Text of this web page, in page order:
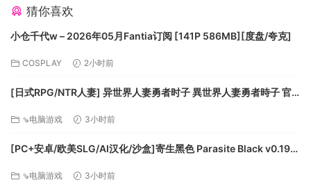
务是重新启动智能机械，拯救人类的未来。但首先，你必须先
离开地狱谷……留给你的时间已经不多了。
平台计划
《哀恸之日》会首发支持PC和Mac版本。在PC版发布后，我们
之后也有计划将这款游戏移植到iPad上。
猜你喜欢
小仓千代w – 2026年05月Fantia订阅 [141P 586MB][度盘/夸克]
COSPLAY 2小时前
[日式RPG/NTR人妻] 异世界人妻勇者时子 異世界人妻勇者時子 官
⇘电脑游戏 3小时前
[PC+安卓/欧美SLG/AI汉化/沙盒]寄生黑色 Parasite Black v0.196
⇘电脑游戏 3小时前